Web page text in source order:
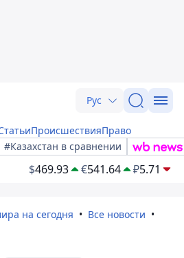
Рус
ПроисшествияПраво
#Казахстан в сравнении
$469.93 €541.64 ₽5.71
на сегодня
Все новости